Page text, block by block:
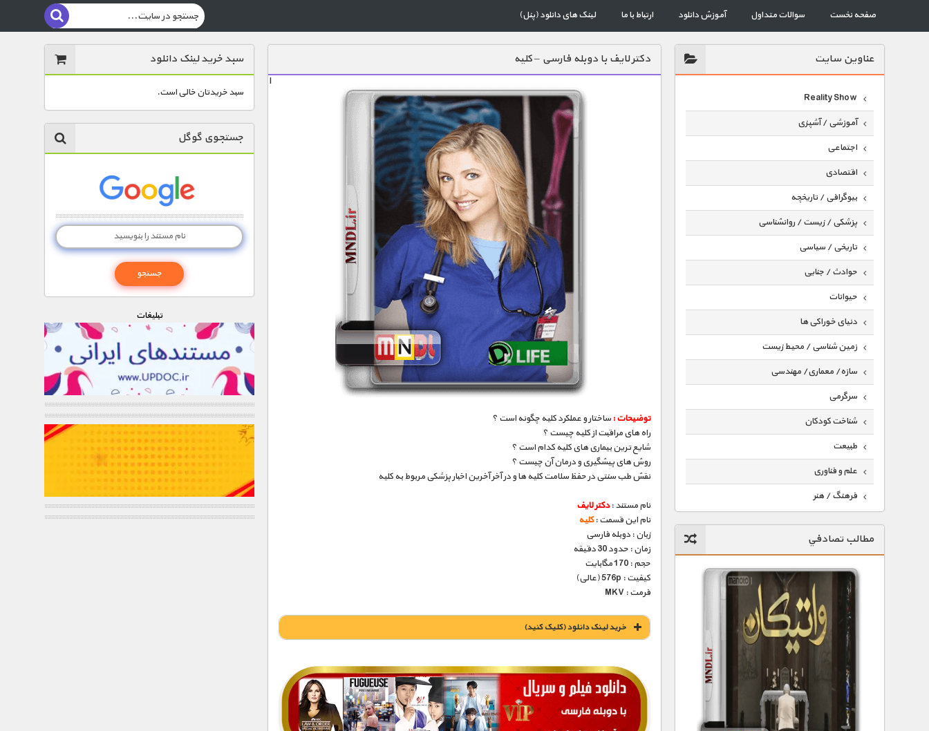
صفحه نخست سوالات متداول آموزش دانلود ارتباط با ما لینک های دانلود (پنل)
عناوين سايت
Reality Show
آموزشی / آشپزی
اجتماعی
اقتصادی
بیوگرافی / تاریخچه
پزشکی / زیست / روانشناسی
تاریخی / سیاسی
حوادث / جنایی
حیوانات
دنیای خوراکی ها
زمین شناسی / محیط زیست
سازه/ معماری/ مهندسی
سرگرمی
شناخت کودکان
طبیعت
علم و فناوری
فرهنگ / هنر
گردشگری
ماورایی
مسابقات / ورزشی
مستند های اختصاصی
مطالب تصادفي
دکتر لایف با دوبله فارسی – کلیه
ا
توضیحات :ساختار و عملکرد کلیه چگونه است ؟
راه های مراقبت از کلیه چیست ؟
شایع ترین بیماری های کلیه کدام است ؟
روش های پیشگیری و درمان آن چیست ؟
نقش طب سنتی در حفظ سلامت کلیه ها و در آخر آخرین اخبار پزشکی مربوط به کلیه
نام مستند :دکتر لایف
نام این قسمت :کلیه
زبان : دوبله فارسی
زمان : حدود 30 دقیقه
حجم : 170 مگابایت
کیفیت : 576p (عالی)
فرمت : MKV
خريد لينک دانلود (کليک کنيد)
1900 تومان – خريد لينک دانلود (افزودن به سبد خريد)
سبد خرید لینک دانلود
سبد خریدتان خالی است.
جستجوی گوگل
تبليغات